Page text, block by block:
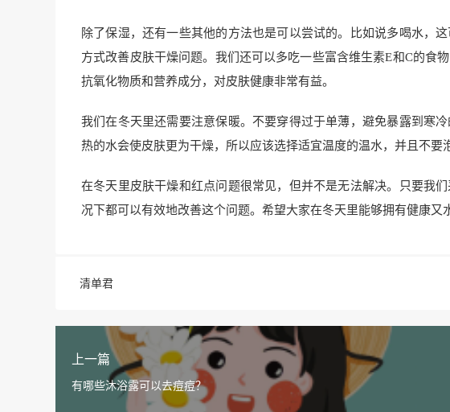
除了保湿，还有一些其他的方法也是可以尝试的。比如说多喝水，
方式改善皮肤干燥问题。我们还可以多吃一些富含维生素E和C的食
抗氧化物质和营养成分，对皮肤健康非常有益。
我们在冬天里还需要注意保暖。不要穿得过于单薄，避免暴露到寒
热的水会使皮肤更为干燥，所以应该选择适宜温度的温水，并且不要
在冬天里皮肤干燥和红点问题很常见，但并不是无法解决。只要我
况下都可以有效地改善这个问题。希望大家在冬天里能够拥有健康又
清单君
上一篇
有哪些沐浴露可以去痘痘？